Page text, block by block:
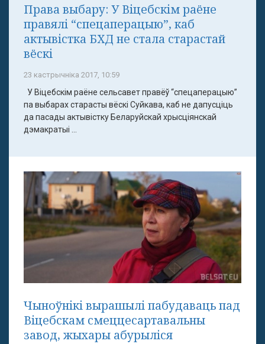
Права выбару: У Віцебскім раёне
правялі “спецаперацыю”, каб
актывістка БХД не стала старастай
вёскі
23 кастрычніка 2017, 10:59
У Віцебскім раёне сельсавет правёў “спецаперацыю”
па выбарах старасты вёскі Суйкава, каб не дапусціць
да пасады актывістку Беларуйскай хрысціянскай
дэмакратыі ...
Чыноўнікі вырашылі пабудаваць пад
Віцебскам смеццесартавальны
завод, жыхары абурыліся